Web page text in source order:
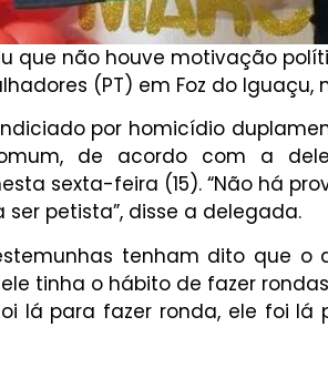
que não houve motivação
(PT) em Foz do Iguaçu,
por homicídio
de acordo com a
sexta-feira (15). “Não há
petista”, disse a delegada.
tenham dito que
tinha o hábito de fazer
lá para fazer ronda, ele foi lá